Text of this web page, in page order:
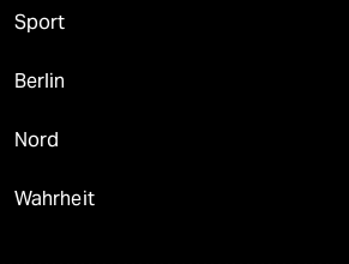
Sport
Berlin
Nord
Wahrheit